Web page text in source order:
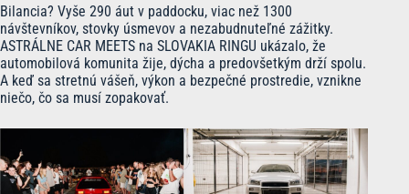
Bilancia? Vyše 290 áut v paddocku, viac než 1300
návštevníkov, stovky úsmevov a nezabudnuteľné zážitky.
ASTRÁLNE CAR MEETS na SLOVAKIA RINGU ukázalo, že
automobilová komunita žije, dýcha a predovšetkým drží spolu.
A keď sa stretnú vášeň, výkon a bezpečné prostredie, vznikne
niečo, čo sa musí zopakovať.